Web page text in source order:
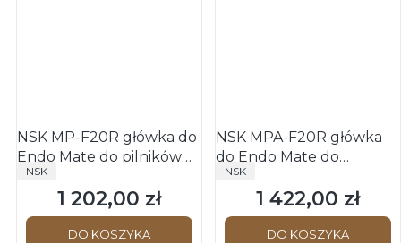
NSK MP-F20R główka do
Endo Mate do pilników
ręcznych
PRODUCENT
NSK
Cena
1 202,00 zł
DO KOSZYKA
NSK MPA-F20R główka
do Endo Mate do
podłączenia do
endometru
PRODUCENT
NSK
Cena
1 422,00 zł
DO KOSZYKA